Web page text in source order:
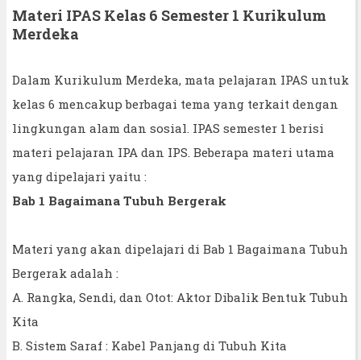
Materi IPAS Kelas 6 Semester 1 Kurikulum
Merdeka
Dalam Kurikulum Merdeka, mata pelajaran IPAS untuk
kelas 6 mencakup berbagai tema yang terkait dengan
lingkungan alam dan sosial. IPAS semester 1 berisi
materi pelajaran IPA dan IPS. Beberapa materi utama
yang dipelajari yaitu :
Bab 1 Bagaimana Tubuh Bergerak
Materi yang akan dipelajari di Bab 1 Bagaimana Tubuh
Bergerak adalah :
A. Rangka, Sendi, dan Otot: Aktor Dibalik Bentuk Tubuh
Kita
B. Sistem Saraf : Kabel Panjang di Tubuh Kita